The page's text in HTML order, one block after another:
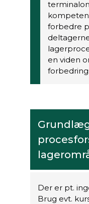
forbedre
en viden
Der er pt.
Brug evt.